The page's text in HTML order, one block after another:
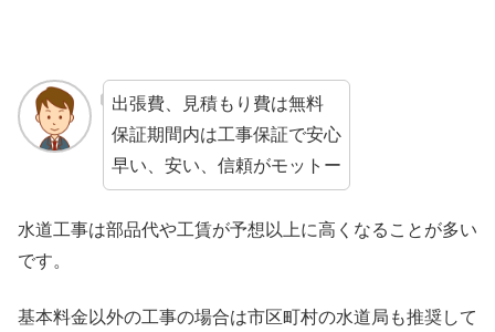
出張費、見積もり費は無料
保証期間内は工事保証で安心
早い、安い、信頼がモットー
水道工事は部品代や工賃が予想以上に高くなることが多い
です。
基本料金以外の工事の場合は市区町村の水道局も推奨して